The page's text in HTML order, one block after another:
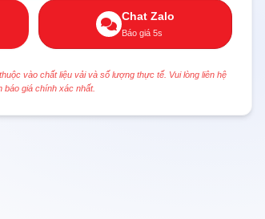
Chat Zalo
Báo giá 5s
vào chất liệu vải và số lượng thực tế. Vui lòng liên hệ
báo giá chính xác nhất.